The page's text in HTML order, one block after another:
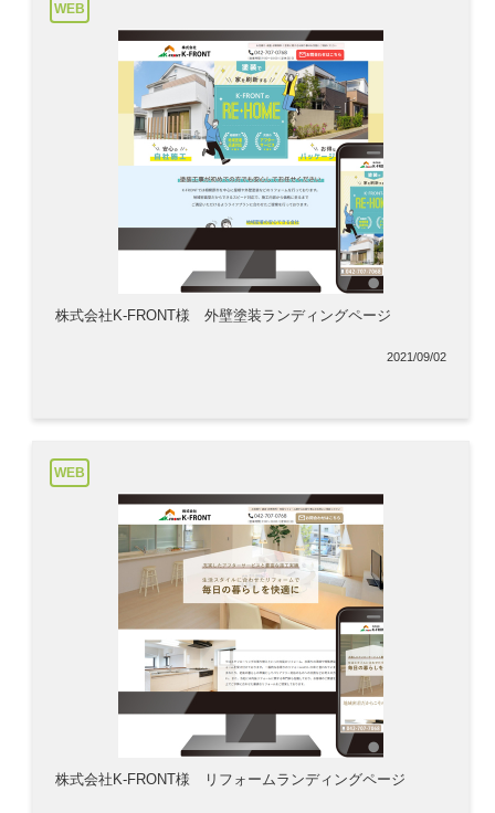
WEB
株式会社K-FRONT様 外壁塗装ランディングページ
2021/09/02
WEB
株式会社K-FRONT様 リフォームランディングページ